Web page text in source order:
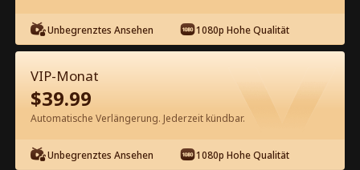
Kostenlos in der App ansehen
Unbegrenztes Ansehen 1080p Hohe Qualität
VIP-Monat
$39.99
Automatische Verlängerung. Jederzeit kündbar.
Unbegrenztes Ansehen 1080p Hohe Qualität